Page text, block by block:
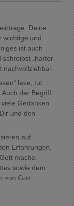
Deine
wichtige und
ist auch
schreibst „harter
nachvollziehbar.
lese, tut
der Begriff
Gedanken
und den
auf
Erfahrungen,
mache.
sowie dem
von Gott